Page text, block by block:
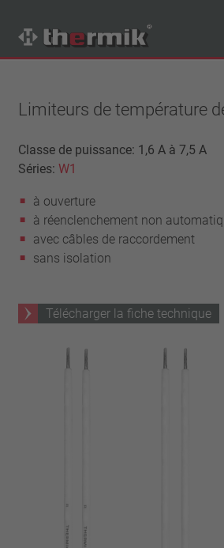
89Produits
Tipo interruttore
à ouverture
Gamme de température
température standard (60 – 200 °C)
haute température (205 – 250 °C)
1,6 A – 7,5 A
4 A – 25 A
Rappel
avec isolation
sans isolation
Raccordement
Limiteurs de température
Classe de puissance: 1,6 A à 7,5 A
Séries:W1
à ouverture
à réenclenchement non
avec câbles de raccordement
sans isolation
Télécharger la fiche technique